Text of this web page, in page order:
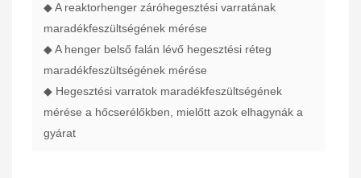
◆ A reaktorhenger záróhegesztési varratának
maradékfeszültségének mérése
◆ A henger belső falán lévő hegesztési réteg
maradékfeszültségének mérése
◆ Hegesztési varratok maradékfeszültségének
mérése a hőcserélőkben, mielőtt azok elhagynák a
gyárat